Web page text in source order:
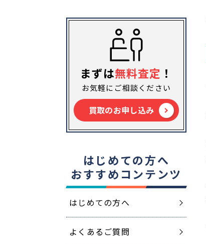
まずは無料査定 ！
お気軽にご相談ください
買取のお申し込み
はじめての方へ
おすすめコンテンツ
はじめての方へ
よくあるご質問